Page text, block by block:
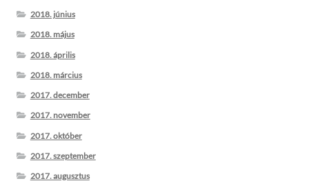
2018. június
2018. május
2018. április
2018. március
2017. december
2017. november
2017. október
2017. szeptember
2017. augusztus